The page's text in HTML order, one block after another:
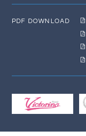
PDF DOWNLOAD